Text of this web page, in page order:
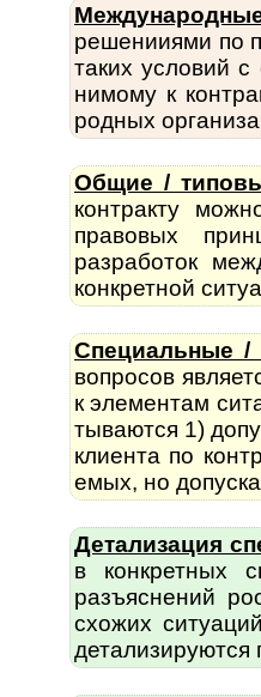
решенииями по
таких условий
нимому к
род­ных
Общие /
кон­т­рак­ту
правовых
разработок
конкретной
Специальные /
во­п­ро­сов
к элементам
ты­ва­ются 1)
клиента по
емых, но
Детализация
в конк­ретных
разъяс­нений
схожих